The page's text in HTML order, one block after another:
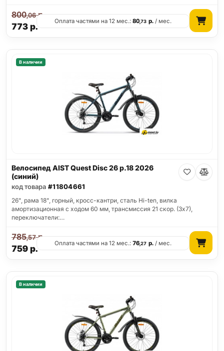
773р.
800,06р.
Оплата частями на 12 мес.:80,73 р./ мес.
В наличии
Велосипед AIST Quest Disc 26 р.18 2026
(синий)
код товара #11804661
26", рама 18", горный, кросс-кантри, сталь Hi-ten, вилка
амортизационная с ходом 60 мм, трансмиссия 21 скор. (3х7),
переключатели:…
759р.
785,57р.
Оплата частями на 12 мес.:76,27 р./ мес.
В наличии